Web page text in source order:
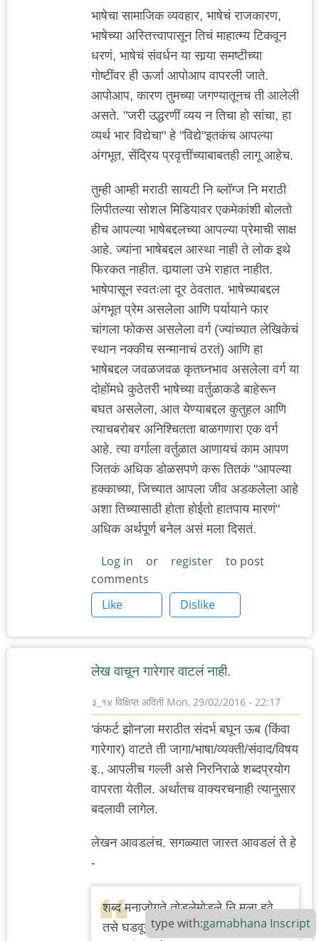
भाषेचा सामाजिक व्यवहार, भाषेचं राजकारण,
भाषेच्या अस्तित्त्वापासून तिचं माहात्म्य टिकवून
धरणं, भाषेचं संवर्धन या सार्‍या समष्टीच्या
गोष्टींवर ही ऊर्जा आपोआप वापरली जाते.
आपोआप, कारण तुमच्या जगण्यातूनच ती आलेली
असते. "जरी उद्धरणीं व्यय न तिचा हो सांचा, हा
व्यर्थ भार विद्येचा" हे "विद्ये"इतकंच आपल्या
अंगभूत, सेंद्रिय प्रवृत्तींच्याबाबतही लागू आहेच.
तुम्ही आम्ही मराठी सायटी नि ब्लॉग्ज नि मराठी
लिपीतल्या सोशल मिडियावर एकमेकांशी बोलतो
हीच आपल्या भाषेबद्दलच्या आपल्या प्रेमाची साक्ष
आहे. ज्यांना भाषेबद्दल आस्था नाही ते लोक इथे
फिरकत नाहीत. वार्‍याला उभे राहात नाहीत.
भाषेपासून स्वतःला दूर ठेवतात. भाषेच्याबद्दल
अंगभूत प्रेम असलेला आणि पर्यायाने फार
चांगला फोकस असलेला वर्ग (ज्यांच्यात लेखिकेचं
स्थान नक्कीच सन्मानाचं ठरतं) आणि हा
भाषेबद्दल जवळजवळ कृतघ्नभाव असलेला वर्ग या
दोहोंमधे कुठेतरी भाषेच्या वर्तुळाकडे बाहेरून
बघत असलेला, आत येण्याबद्दल कुतुहल आणि
त्याचबरोबर अनिश्चितता बाळगणारा एक वर्ग
आहे. त्या वर्गाला वर्तुळात आणायचं काम आपण
जितकं अधिक डोळसपणे करू तितकं "आपल्या
हक्काच्या, जिच्यात आपला जीव अडकलेला आहे
अशा तिच्यासाठी होता होईतो हातपाय मारणं"
अधिक अर्थपूर्ण बनेल असं मला दिसतं.
Log in or register
to post
comments
Like
Dislike
लेख वाचून गारेगार वाटलं नाही.
३_१४ विक्षिप्त अदिती Mon, 29/02/2016 - 22:17
'कंफर्ट झोन'ला मराठीत संदर्भ बघून ऊब (किंवा
गारेगार) वाटते ती जागा/भाषा/व्यक्ती/संवाद/विषय
इ., आपलीच गल्ली असे निरनिराळे शब्दप्रयोग
वापरता येतील. अर्थातच वाक्यरचनाही त्यानुसार
बदलावी लागेल.
लेखन आवडलंच. सगळ्यात जास्त आवडलं ते हे
-
शब्द मनाजोगते तोडलेमोडले नि मला हवे
तसे घडवून मांडले तरी या भाषेत मला
type with:gamabhana Inscript